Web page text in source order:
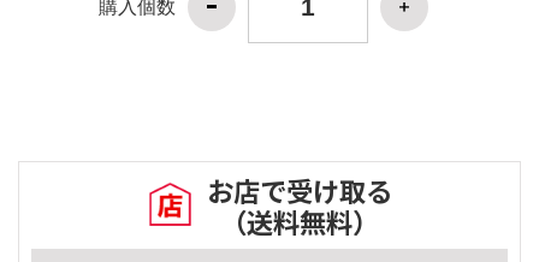
購入個数
お店で受け取る
（送料無料）